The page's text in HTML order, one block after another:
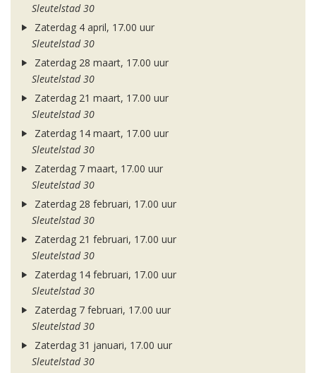
Sleutelstad 30
Zaterdag 4 april, 17.00 uur
Sleutelstad 30
Zaterdag 28 maart, 17.00 uur
Sleutelstad 30
Zaterdag 21 maart, 17.00 uur
Sleutelstad 30
Zaterdag 14 maart, 17.00 uur
Sleutelstad 30
Zaterdag 7 maart, 17.00 uur
Sleutelstad 30
Zaterdag 28 februari, 17.00 uur
Sleutelstad 30
Zaterdag 21 februari, 17.00 uur
Sleutelstad 30
Zaterdag 14 februari, 17.00 uur
Sleutelstad 30
Zaterdag 7 februari, 17.00 uur
Sleutelstad 30
Zaterdag 31 januari, 17.00 uur
Sleutelstad 30